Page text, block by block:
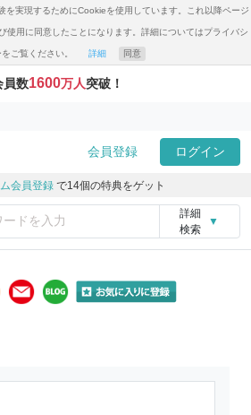
を実現するためにCookieを使用しています。これ以降ページ
使用に同意したことになります。詳細についてはプライバシ
ご覧ください。 詳細 同意
員数1600万人突破！
会員登録 ログイン
会員登録 で14個の特典をゲット
詳細
検索
▼